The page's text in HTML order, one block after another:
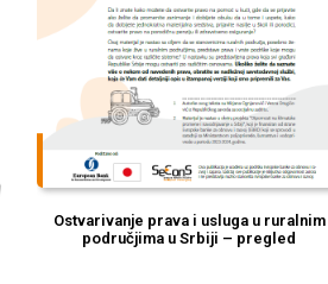
Ostvarivanje prava i usluga u ruralnim
područjima u Srbiji – pregled